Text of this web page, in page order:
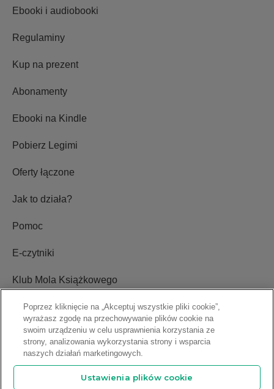
Ebooki i audiobooki
Regulaminy
Kup na prezent
Abonamenty
Ebooki na Kindle
Pobierz Legimi
Oferty łączone
Jak to działa?
Pomoc
E-czytniki
Klub Mola Książkowego
Ustawienia plików cookie
Blog
Relacje inwestorskie
Poprzez kliknięcie na „Akceptuj wszystkie pliki cookie”,
wyrażasz zgodę na przechowywanie plików cookie na
swoim urządzeniu w celu usprawnienia korzystania ze
strony, analizowania wykorzystania strony i wsparcia
naszych działań marketingowych.
Ustawienia plików cookie